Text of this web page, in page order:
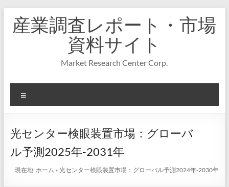
キ
プ
産業調査レポート・市場
資料サイト
Market Research Center Corp.
ニ
ー
光センター検眼装置市場：グローバ
ル予測2025年-2031年
現在地:ホーム »光センター検眼装置市場：グローバル予測2024年-2030年